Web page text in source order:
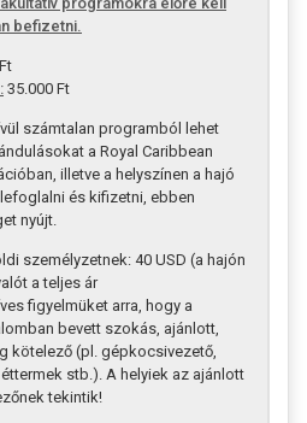
befizetni.
35.000 Ft
számtalan programból lehet
a Royal Caribbean
illetve a helyszínen a hajó
és kifizetni, ebben
nyújt.
személyzetnek: 40 USD (a hajón
a teljes ár
figyelmüket arra, hogy a
bevett szokás, ajánlott,
kötelező (pl. gépkocsivezető,
stb.). A helyiek az ajánlott
tekintik!